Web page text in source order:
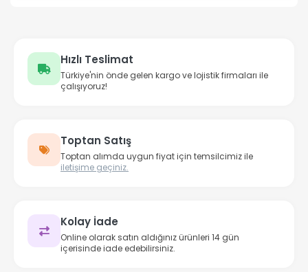
Hızlı Teslimat
Türkiye'nin önde gelen kargo ve lojistik firmaları ile
çalışıyoruz!
Toptan Satış
Toptan alımda uygun fiyat için temsilcimiz ile
iletişime geçiniz.
Kolay İade
Online olarak satın aldığınız ürünleri 14 gün
içerisinde iade edebilirsiniz.